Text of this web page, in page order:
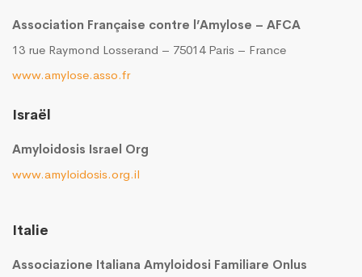
Association Française contre l’Amylose – AFCA
13 rue Raymond Losserand – 75014 Paris – France
www.amylose.asso.fr
Israël
Amyloidosis Israel Org
www.amyloidosis.org.il
Italie
Associazione Italiana Amyloidosi Familiare Onlus